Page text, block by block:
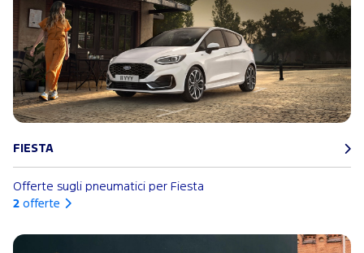
FIESTA
Offerte sugli pneumatici per Fiesta
2 offerte